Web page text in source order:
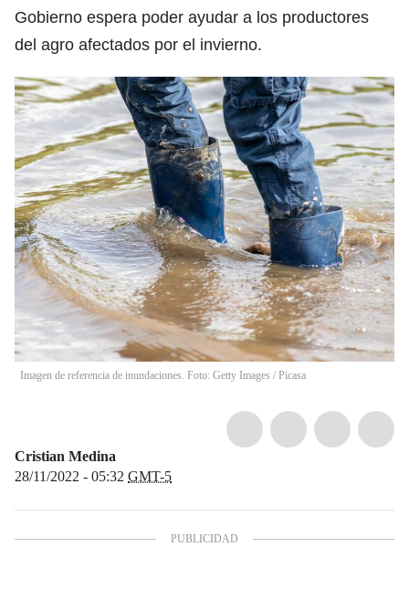
Gobierno espera poder ayudar a los productores
del agro afectados por el invierno.
Imagen de referencia de inundaciones. Foto: Getty Images / Picasa
Cristian Medina
28/11/2022 - 05:32 GMT-5